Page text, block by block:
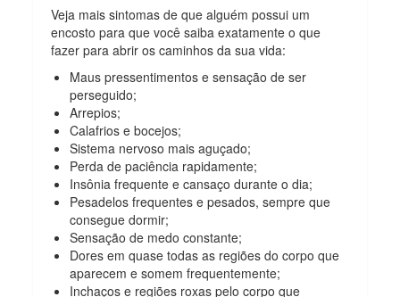
Veja mais sintomas de que alguém possui um
encosto para que você saiba exatamente o que
fazer para abrir os caminhos da sua vida:
Maus pressentimentos e sensação de ser
perseguido;
Arrepios;
Calafrios e bocejos;
Sistema nervoso mais aguçado;
Perdade paciência rapidamente;
Insônia frequente e cansaço durante o dia;
Pesadelos frequentes e pesados, sempre que
consegue dormir;
Sensação de medo constante;
Doresem quase todas as regiões do corpo que
aparecem e somemfrequentemente;
Inchaços e regiões roxas pelo corpo que